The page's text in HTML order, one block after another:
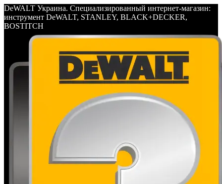
DeWALT Украина. Специализированный интернет-магазин:
инструмент DeWALT, STANLEY, BLACK+DECKER,
BOSTITCH